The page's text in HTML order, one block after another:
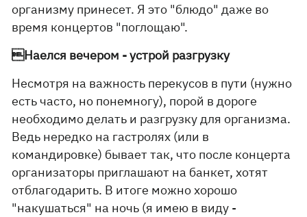
организму принесет. Я это "блюдо" даже во
время концертов "поглощаю".
Наелся вечером - устрой разгрузку
Несмотря на важность перекусов в пути (нужно
есть часто, но понемногу), порой в дороге
необходимо делать и разгрузку для организма.
Ведь нередко на гастролях (или в
командировке) бывает так, что после концерта
организаторы приглашают на банкет, хотят
отблагодарить. В итоге можно хорошо
"накушаться" на ночь (я имею в виду -